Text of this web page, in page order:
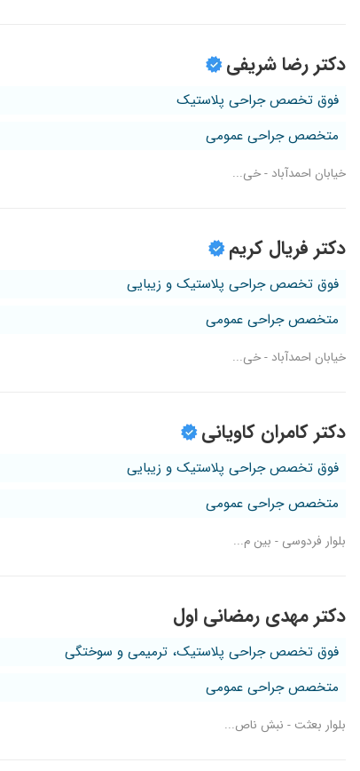
دکتر رضا شریفی
فوق تخصص جراحی پلاستیک
متخصص جراحی عمومی
خیابان احمدآباد - خی...
دکتر فریال کریم
فوق تخصص جراحی پلاستیک و زیبایی
متخصص جراحی عمومی
خیابان احمدآباد - خی...
دکتر کامران کاویانی
فوق تخصص جراحی پلاستیک و زیبایی
متخصص جراحی عمومی
بلوار فردوسی - بین م...
دکتر مهدی رمضانی اول
فوق تخصص جراحی پلاستیک، ترمیمی و سوختگی
متخصص جراحی عمومی
بلوار بعثت - نبش ناص...